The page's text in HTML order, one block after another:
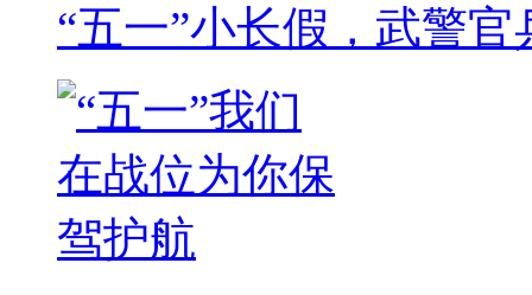
“五一”小长假，武警官